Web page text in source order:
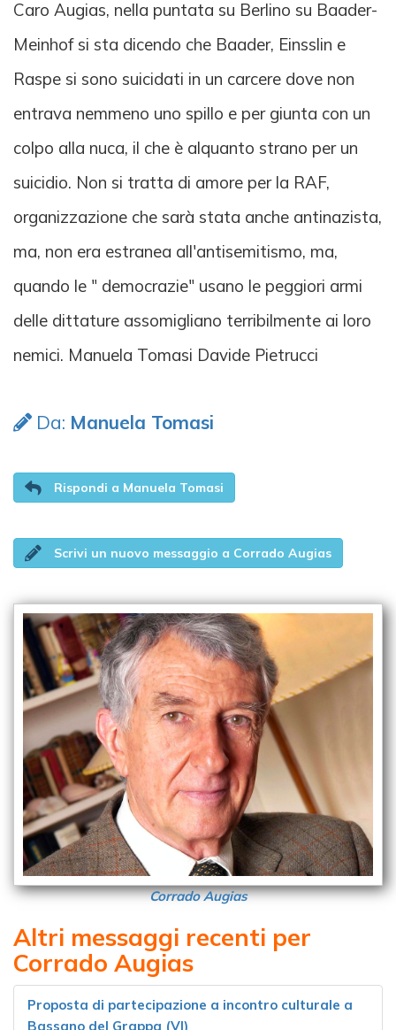
Caro Augias, nella puntata su Berlino su Baader-
Meinhof si sta dicendo che Baader, Einsslin e
Raspe si sono suicidati in un carcere dove non
entrava nemmeno uno spillo e per giunta con un
colpo alla nuca, il che è alquanto strano per un
suicidio. Non si tratta di amore per la RAF,
organizzazione che sarà stata anche antinazista,
ma, non era estranea all'antisemitismo, ma,
quando le " democrazie" usano le peggiori armi
delle dittature assomigliano terribilmente ai loro
nemici. Manuela Tomasi Davide Pietrucci
Da: Manuela Tomasi
Rispondi a Manuela Tomasi
Scrivi un nuovo messaggio a Corrado Augias
Corrado Augias
Altri messaggi recenti per
Corrado Augias
Proposta di partecipazione a incontro culturale a
Bassano del Grappa (VI)